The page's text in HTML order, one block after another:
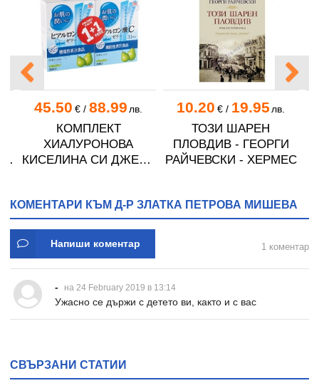
45.50 €/ 88.99 лв.
КОМПЛЕКТ
ХИАЛУРОНОВА
КИСЕЛИНА СИ ДЖЕЛИ
10.20 €/ 19.95 лв.
ТОЗИ ШАРЕН
ПЛОВДИВ - ГЕОРГИ
РАЙЧЕВСКИ - ХЕРМЕС
КОМЕНТАРИ КЪМ Д-Р ЗЛАТКА ПЕТРОВА МИШЕВА
Напиши коментар 1 коментар
- на 24 February 2019 в 13:14
Ужасно се държи с детето ви, както и с вас
СВЪРЗАНИ СТАТИИ